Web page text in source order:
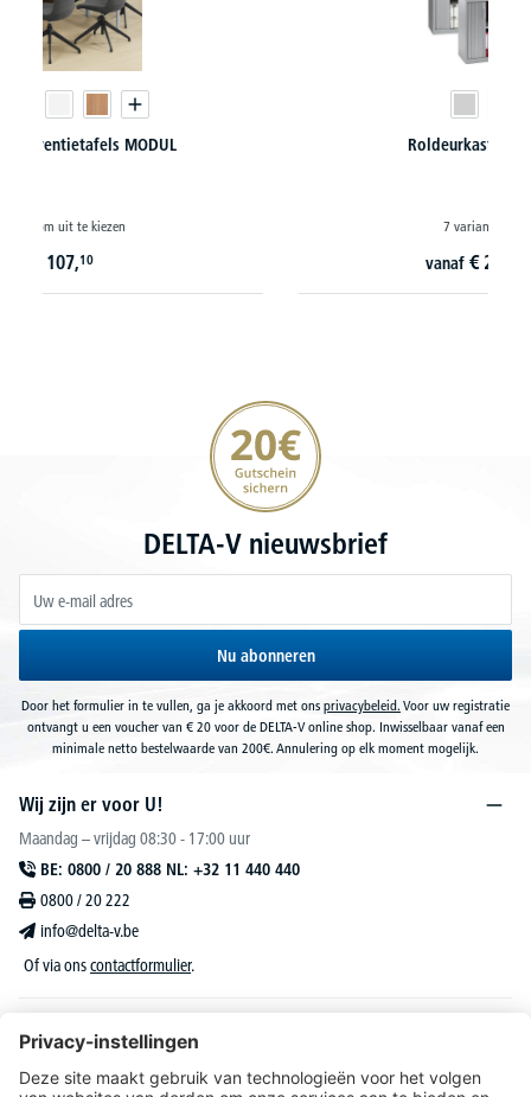
Roldeurkasten CONCEPT MODUL
20€ korting verzekeren
DELTA-V nieuwsbrief
Nu abonneren
Door het formulier in te vullen, ga je akkoord met ons privacybeleid. Voor uw registratie
ontvangt u een voucher van € 20 voor de DELTA-V online shop. Inwisselbaar vanaf een
minimale netto bestelwaarde van 200€. Annulering op elk moment mogelijk.
Wij zijn er voor U!
Maandag – vrijdag 08:30 - 17:00 uur
BE: 0800 / 20 888 NL: +32 11 440 440
0800 / 20 222
info@delta-v.be
Of via onscontactformulier.
DELTA-V Lucas
Klantenservice